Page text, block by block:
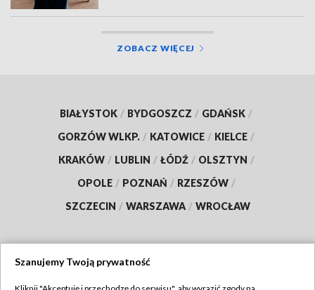
ZOBACZ WIĘCEJ
BIAŁYSTOK / BYDGOSZCZ / GDAŃSK /
GORZÓW WLKP. / KATOWICE / KIELCE /
KRAKÓW / LUBLIN / ŁÓDŹ / OLSZTYN /
OPOLE / POZNAŃ / RZESZÓW /
SZCZECIN / WARSZAWA / WROCŁAW
Szanujemy Twoją prywatność